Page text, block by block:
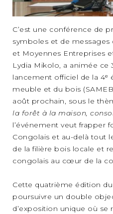
C’est une conférence de
symboles et de
et Moyennes Entreprises
Lydia Mikolo, a animée ce
lancement officiel de la 4ᵉ
meuble et du bois
août prochain, sous le
la forêt à la maison,
l’événement veut frapper
Congolais et au-delà tout
de la filière bois locale et
congolais au cœur de la
Cette quatrième édition
poursuivre un double
d’exposition unique où se